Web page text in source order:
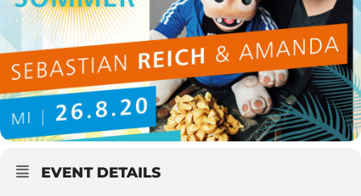
EVENT DETAILS